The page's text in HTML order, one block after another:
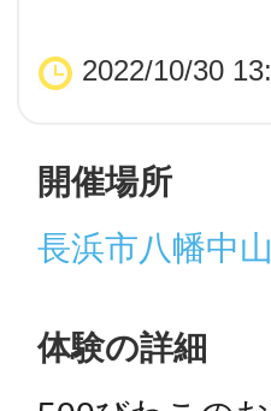
2022/10/30
開催場所
長浜市八幡中
体験の詳細